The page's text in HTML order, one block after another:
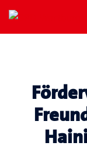
Zum
Inhalt
springen